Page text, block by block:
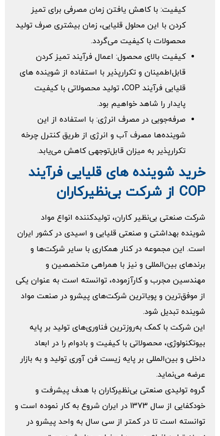
کیفیت: با کاهش یافتن زمان مصرفی برای تمیز
کردن با این محلول قلیایی، زمان بیشتری صرف تولید
محصولات با کیفیت می‌‌گردد.
کیفیت بالای محصول: اعمال فرآیند تمیز کردن
قابل‌اطمینان و تکرارپذیر با استفاده از شوینده های
قلیایی فرآیند COP، تولید محصولاتی با کیفیت
پایدار را شاهد خواهیم بود.
صرفه‌جویی در مصرف انرژی: با استفاده از این
شوینده‌‌ها مصرف آب و انرژی از طریق کنترل چرخه
تکرارپذیر به میزان قابل‌توجهی کاهش می‌‌یابد.
خرید شوینده های قلیایی فرآیند
COP از شرکت بی‌‌نظیرکاران
شرکت صنعتی بی‌‌نظیر کاران، تولیدکننده انواع مواد
شوینده بهداشتی و صنعتی قلیایی و اسیدی در کشور ایران
است. این مجموعه در کنار همکاری با سایر شرکت‌‌ها و
برندهای بین‌المللی و نیز با همراهی متخصصین و
مهندسین مجرب و کارآزموده، توانسته است به عنوان یکی
از موفق‌‌ترین و پویاترین شرکت‌‌های پیشرو در صنعت مواد
شوینده تبدیل شود.
این شرکت با کمک به‌روزترین فناوری‌های تولید بر پایه
بیوتکنولوژی، محصولاتی با کیفیت و بادوام را در ابعاد
داخلی و بین‌المللی بر پایه زیست فن آوری تولید و به بازار
عرضه می‌نماید.
گروه تولیدی صنعتی بی‌‌نظیرکاران با هدف پیشرفت و
خودکفایی از سال 1373 در ایران شروع به کار نموده است و
توانسته است تا در کمتر از سی سال به واحد پیشرو در